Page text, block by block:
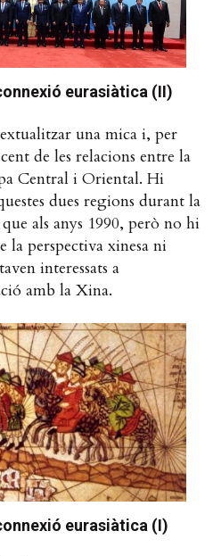
eurasiàtica (II)
una mica i, per
de les relacions entre la
Central i Oriental. Hi
dues regions durant la
als anys 1990, però no hi
la perspectiva xinesa ni
interessats a
amb la Xina.
eurasiàtica (I)